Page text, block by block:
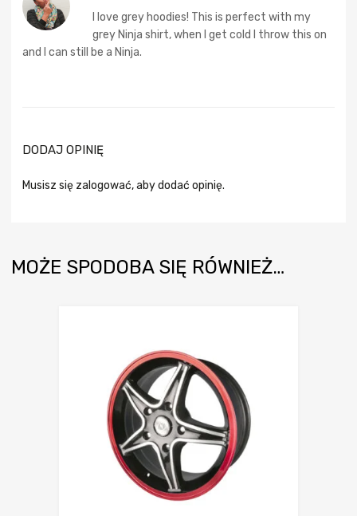
na 5
I love grey hoodies! This is perfect with my
grey Ninja shirt, when I get cold I throw this on
and I can still be a Ninja.
DODAJ OPINIĘ
Musisz się zalogować, aby dodać opinię.
MOŻE SPODOBA SIĘ RÓWNIEŻ…